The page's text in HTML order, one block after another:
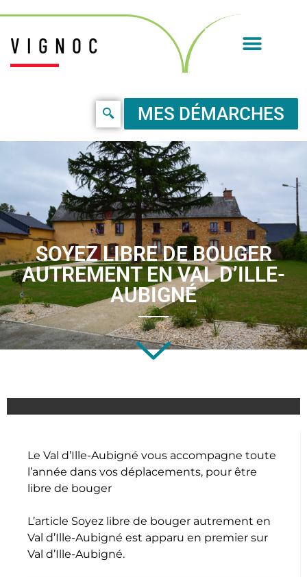
VIGNOC
MES DÉMARCHES
SOYEZ LIBRE DE BOUGER
AUTREMENT EN VAL D’ILLE-
AUBIGNÉ
Le Val d’Ille-Aubigné vous accompagne toute
l’année dans vos déplacements, pour être
libre de bouger
L’article Soyez libre de bouger autrement en
Val d’Ille-Aubigné est apparu en premier sur
Val d’Ille-Aubigné.